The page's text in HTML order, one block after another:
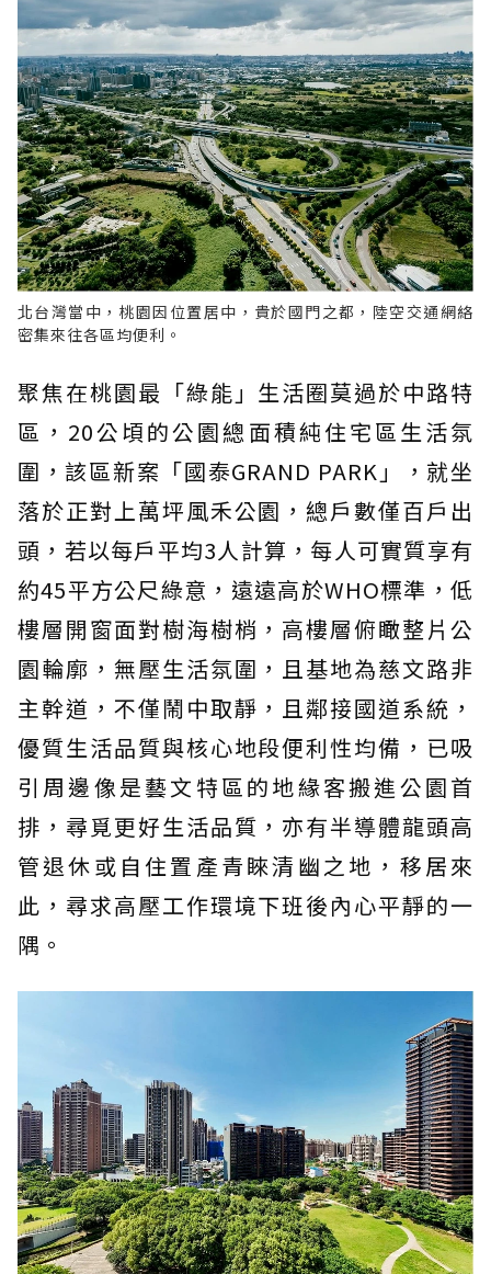
北台灣當中，桃園因位置居中，貴於國門之都，陸空交通網絡
密集來往各區均便利。
聚焦在桃園最「綠能」生活圈莫過於中路特
區，20公頃的公園總面積純住宅區生活氛
圍，該區新案「國泰GRAND PARK」，就坐
落於正對上萬坪風禾公園，總戶數僅百戶出
頭，若以每戶平均3人計算，每人可實質享有
約45平方公尺綠意，遠遠高於WHO標準，低
樓層開窗面對樹海樹梢，高樓層俯瞰整片公
園輪廓，無壓生活氛圍，且基地為慈文路非
主幹道，不僅鬧中取靜，且鄰接國道系統，
優質生活品質與核心地段便利性均備，已吸
引周邊像是藝文特區的地緣客搬進公園首
排，尋覓更好生活品質，亦有半導體龍頭高
管退休或自住置產青睞清幽之地，移居來
此，尋求高壓工作環境下班後內心平靜的一
隅。